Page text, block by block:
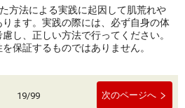
方法による実践に起因して肌荒れや
ます。実践の際には、必ず自身の体
し、正しい方法で行ってください。
保証するものではありません。
19/99 次のページへ